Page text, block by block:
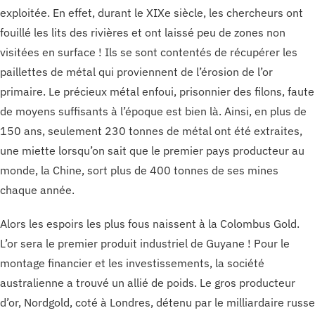
exploitée. En effet, durant le XIXe siècle, les chercheurs ont
fouillé les lits des rivières et ont laissé peu de zones non
visitées en surface ! Ils se sont contentés de récupérer les
paillettes de métal qui proviennent de l’érosion de l’or
primaire. Le précieux métal enfoui, prisonnier des filons, faute
de moyens suffisants à l’époque est bien là. Ainsi, en plus de
150 ans, seulement 230 tonnes de métal ont été extraites,
une miette lorsqu’on sait que le premier pays producteur au
monde, la Chine, sort plus de 400 tonnes de ses mines
chaque année.
Alors les espoirs les plus fous naissent à la Colombus Gold.
L’or sera le premier produit industriel de Guyane ! Pour le
montage financier et les investissements, la société
australienne a trouvé un allié de poids. Le gros producteur
d’or, Nordgold, coté à Londres, détenu par le milliardaire russe